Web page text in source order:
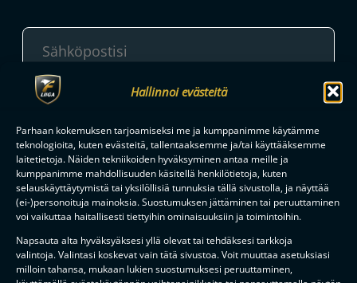
Hallinnoi evästeitä
Parhaan kokemuksen tarjoamiseksi me ja kumppanimme käytämme
teknologioita, kuten evästeitä, tallentaaksemme ja/tai käyttääksemme
laitetietoja. Näiden tekniikoiden hyväksyminen antaa meille ja
kumppanimme mahdollisuuden käsitellä henkilötietoja, kuten
selauskäyttäytymistä tai yksilöllisiä tunnuksia tällä sivustolla, ja näyttää
(ei-)personoituja mainoksia. Suostumuksen jättäminen tai peruuttaminen
voi vaikuttaa haitallisesti tiettyihin ominaisuuksiin ja toimintoihin.
Napsauta alta hyväksyäksesi yllä olevat tai tehdäksesi tarkkoja
valintoja. Valintasi koskevat vain tätä sivustoa. Voit muuttaa asetuksiasi
milloin tahansa, mukaan lukien suostumuksesi peruuttaminen,
TILAA
F-LIIGANKUMPPANIT